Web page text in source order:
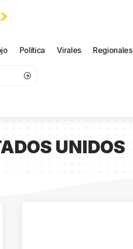
Política Virales Regionales
UNIDOS